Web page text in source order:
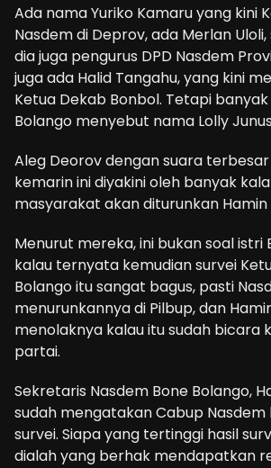
Ada nama Yuriko Kamaru yang kini
Nasdem di Deprov, ada Merlan
dia juga pengurus DPD Nasdem
juga ada Halid Tangahu, yang kini
Ketua Dekab Bonbol. Tetapi
Bolango menyebut nama Lolly
Aleg Deorov dengan suara terbesar
kemarin ini diyakini oleh banyak
masyarakat akan diturunkan Hamin
Menurut mereka, ini bukan soal istri
kalau ternyata kemudian survei
Bolango itu sangat bagus, pasti
menurunkannya di Pilbup, dan
menolaknya kalau itu sudah bicara
partai.
Sekretaris Nasdem Bone Bolango,
sudah mengatakan Cabup Nasdem
survei. Siapa yang tertinggi hasil
dialah yang berhak mendapatkan